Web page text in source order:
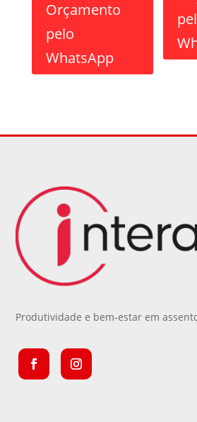
Orçamento
pelo
WhatsApp
Produtividade e bem-estar em